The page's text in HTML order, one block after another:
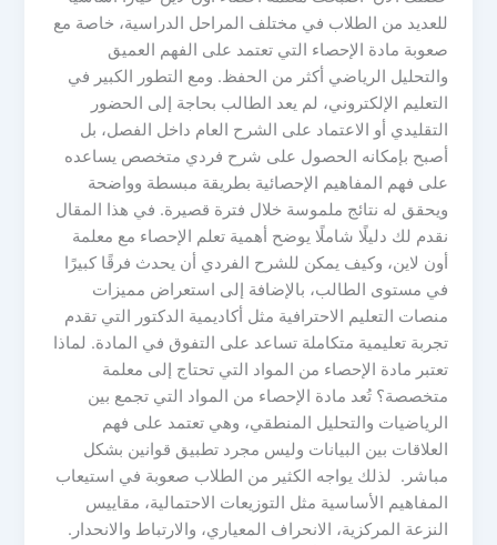
للعديد من الطلاب في مختلف المراحل الدراسية، خاصة مع
صعوبة مادة الإحصاء التي تعتمد على الفهم العميق
والتحليل الرياضي أكثر من الحفظ. ومع التطور الكبير في
التعليم الإلكتروني، لم يعد الطالب بحاجة إلى الحضور
التقليدي أو الاعتماد على الشرح العام داخل الفصل، بل
أصبح بإمكانه الحصول على شرح فردي متخصص يساعده
على فهم المفاهيم الإحصائية بطريقة مبسطة وواضحة
ويحقق له نتائج ملموسة خلال فترة قصيرة. في هذا المقال
نقدم لك دليلًا شاملًا يوضح أهمية تعلم الإحصاء مع معلمة
أون لاين، وكيف يمكن للشرح الفردي أن يحدث فرقًا كبيرًا
في مستوى الطالب، بالإضافة إلى استعراض مميزات
منصات التعليم الاحترافية مثل أكاديمية الدكتور التي تقدم
تجربة تعليمية متكاملة تساعد على التفوق في المادة. لماذا
تعتبر مادة الإحصاء من المواد التي تحتاج إلى معلمة
متخصصة؟ تُعد مادة الإحصاء من المواد التي تجمع بين
الرياضيات والتحليل المنطقي، وهي تعتمد على فهم
العلاقات بين البيانات وليس مجرد تطبيق قوانين بشكل
مباشر. لذلك يواجه الكثير من الطلاب صعوبة في استيعاب
المفاهيم الأساسية مثل التوزيعات الاحتمالية، مقاييس
النزعة المركزية، الانحراف المعياري، والارتباط والانحدار.